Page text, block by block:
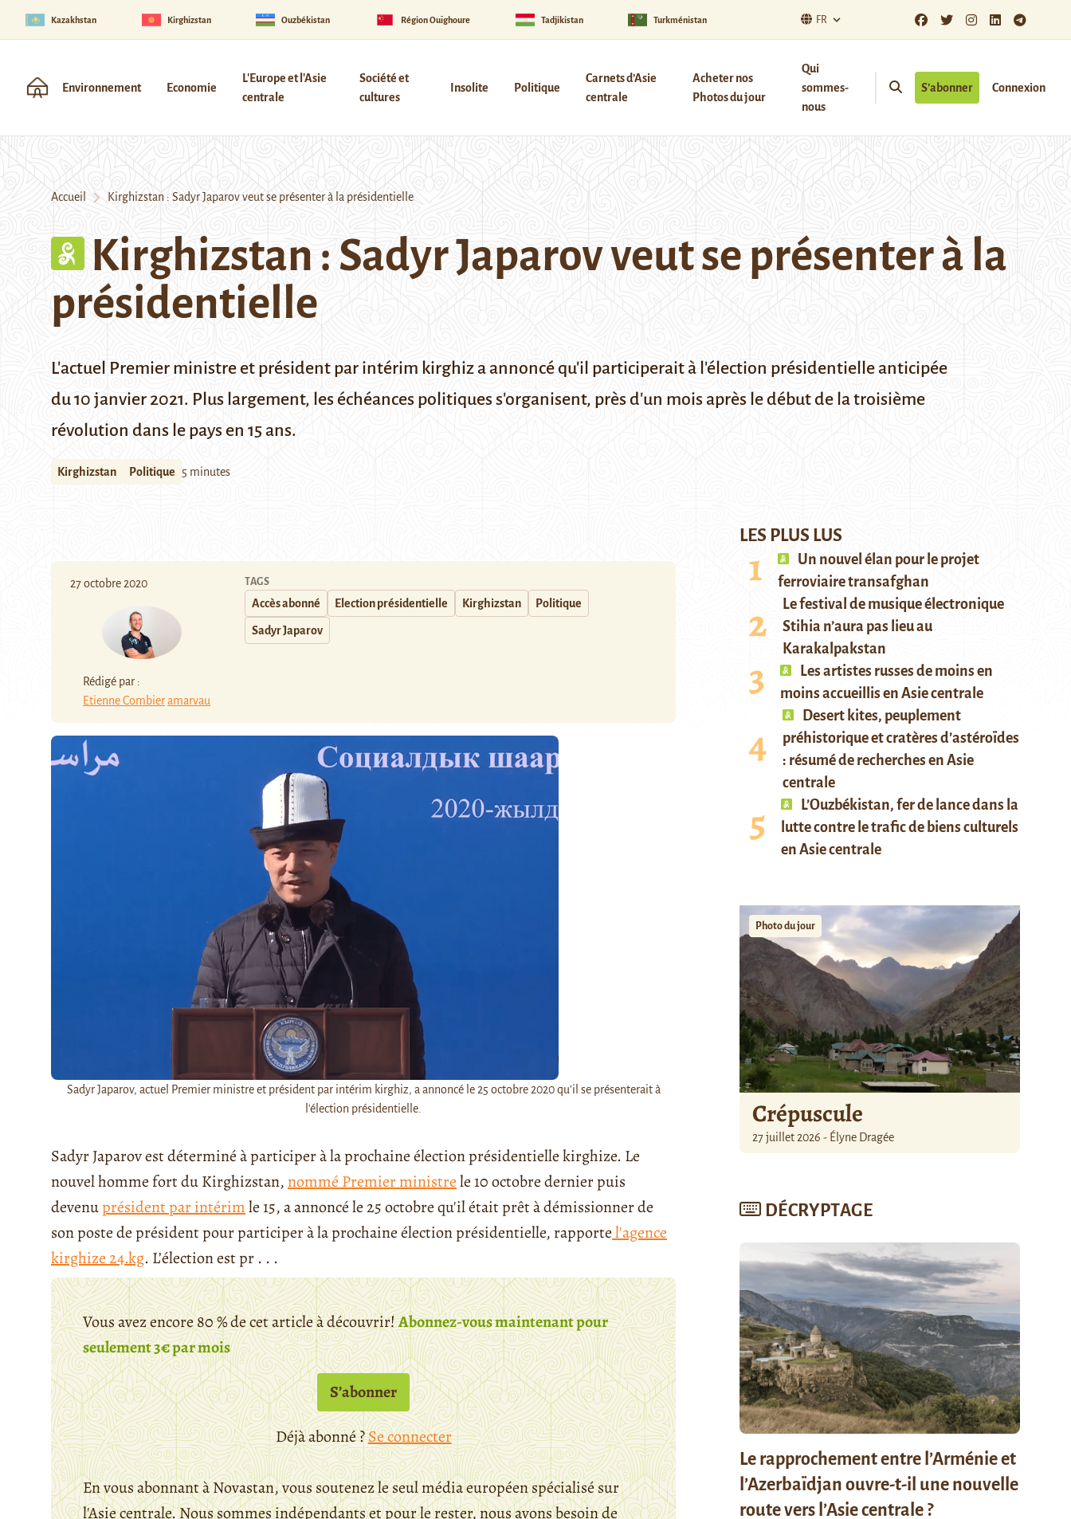
Kazakhstan Kirghizstan Ouzbékistan Région Ouïghoure Tadjikistan Turkménistan FR
Environnement Economie
L'Europe et l'Asie
centrale
Société et
cultures
Insolite Politique
Carnets d’Asie
centrale
Acheter nos
Photos du jour
Qui
sommes-
nous
S’abonner Connexion
Accueil Kirghizstan : Sadyr Japarov veut se présenter à la présidentielle
Kirghizstan : Sadyr Japarov veut se présenter à la
présidentielle
L'actuel Premier ministre et président par intérim kirghiz a annoncé qu'il participerait à l'élection présidentielle anticipée
du 10 janvier 2021. Plus largement, les échéances politiques s'organisent, près d'un mois après le début de la troisième
révolution dans le pays en 15 ans.
Kirghizstan Politique 5 minutes
27 octobre 2020
Rédigé par :
Etienne Combieramarvau
TAGS
Accès abonné Election présidentielle Kirghizstan Politique
Sadyr Japarov
Sadyr Japarov, actuel Premier ministre et président par intérim kirghiz, a annoncé le 25 octobre 2020 qu'il se présenterait à
l'élection présidentielle.
Sadyr Japarov est déterminé à participer à la prochaine élection présidentielle kirghize. Le
nouvel homme fort du Kirghizstan,nommé Premier ministrele 10 octobre dernier puis
devenuprésident par intérimle 15, a annoncé le 25 octobre qu'il était prêt à démissionner de
son poste de président pour participer à la prochaine élection présidentielle, rapportel'agence
kirghize 24.kg. L’élection est pr . . .
Vous avez encore 80 % de cet article à découvrir!Abonnez-vous maintenant pour
seulement 3€ par mois
S’abonner
Déjà abonné ?Se connecter
En vous abonnant à Novastan, vous soutenez le seul média européen spécialisé sur
l'Asie centrale. Nous sommes indépendants et pour le rester, nous avons besoin de
LES PLUS LUS
Un nouvel élan pour le projet
ferroviaire transafghan
Le festival de musique électronique
Stihia n’aura pas lieu au
Karakalpakstan
Les artistes russes de moins en
moins accueillis en Asie centrale
Desert kites, peuplement
préhistorique et cratères d’astéroïdes
: résumé de recherches en Asie
centrale
L’Ouzbékistan, fer de lance dans la
lutte contre le trafic de biens culturels
en Asie centrale
Photo du jour
Crépuscule
27 juillet 2026 - Élyne Dragée
DÉCRYPTAGE
Le rapprochement entre l’Arménie et
l’Azerbaïdjan ouvre-t-il une nouvelle
route vers l’Asie centrale ?